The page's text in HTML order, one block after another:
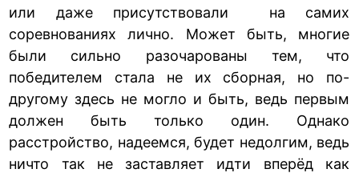
или даже присутствовали на самих
соревнованиях лично. Может быть, многие
были сильно разочарованы тем, что
победителем стала не их сборная, но по-
другому здесь не могло и быть, ведь первым
должен быть только один. Однако
расстройство, надеемся, будет недолгим, ведь
ничто так не заставляет идти вперёд как